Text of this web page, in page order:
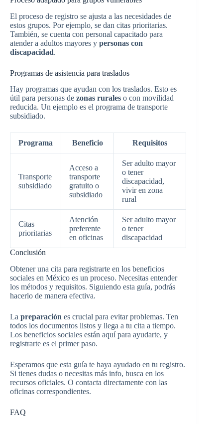
El proceso de registro se ajusta a las necesidades de
estos grupos. Por ejemplo, se dan citas prioritarias.
También, se cuenta con personal capacitado para
atender a adultos mayores y personas con
discapacidad.
Programas de asistencia para traslados
Hay programas que ayudan con los traslados. Esto es
útil para personas de zonas rurales o con movilidad
reducida. Un ejemplo es el programa de transporte
subsidiado.
Programa Beneficio Requisitos
Transporte
subsidiado
Acceso a
transporte
gratuito o
subsidiado
Ser adulto mayor
o tener
discapacidad,
vivir en zona
rural
Citas
prioritarias
Atención
preferente
en oficinas
Ser adulto mayor
o tener
discapacidad
Conclusión
Obtener una cita para registrarte en los beneficios
sociales en México es un proceso. Necesitas entender
los métodos y requisitos. Siguiendo esta guía, podrás
hacerlo de manera efectiva.
La preparación es crucial para evitar problemas. Ten
todos los documentos listos y llega a tu cita a tiempo.
Los beneficios sociales están aquí para ayudarte, y
registrarte es el primer paso.
Esperamos que esta guía te haya ayudado en tu registro.
Si tienes dudas o necesitas más info, busca en los
recursos oficiales. O contacta directamente con las
oficinas correspondientes.
FAQ